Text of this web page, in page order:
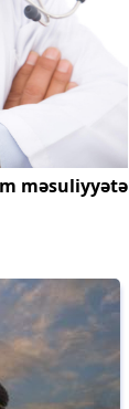
məsuliyyətə